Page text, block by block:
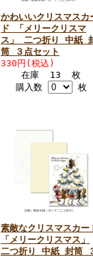
かわいいクリスマスカ
ド 「メリークリスマ
ス」 二つ折り 中紙
筒 ３点セット
330円(税込)
在庫 13 枚
購入数
枚
素敵なクリスマスカー
「メリークリスマス」
二つ折り 中紙 封筒